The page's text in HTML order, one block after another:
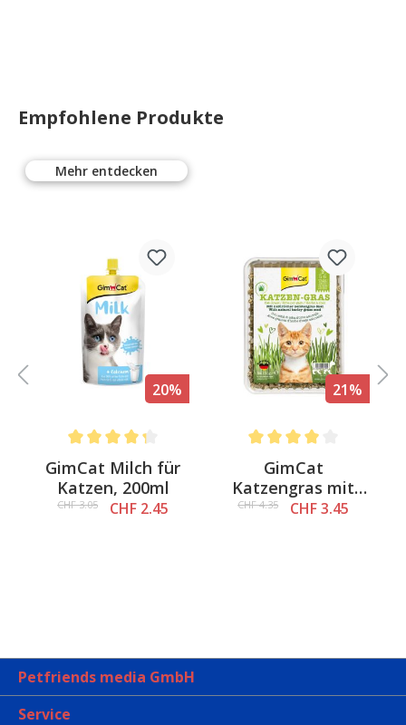
Empfohlene Produkte
Mehr entdecken
20%
GimCat Milch für
Katzen, 200ml
CHF 3.05 CHF 2.45
21%
GimCat
Katzengras mit
natürlicher
CHF 4.35 CHF 3.45
Petfriends media GmbH
Service